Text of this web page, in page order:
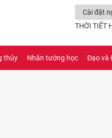
Cài đặt
THỜI TIẾT
thủy Nhân tướng học Đạo và